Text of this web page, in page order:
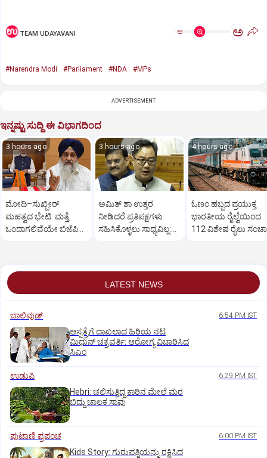
TEAM UDAYAVANI ಅ ಅ
#Narendra Modi #Parliament #NDA #MPs
ADVERTISEMENT
ಇನ್ನಷ್ಟು ಸುದ್ದಿ ಈ ವಿಭಾಗದಿಂದ
3 hours ago
ಮೋದಿ–ಸುಖ್ಬೀರ್
ಮಹತ್ವದ ಭೇಟಿ: ಮತ್ತೆ
ಒಂದಾಗಲಿವೆಯೇ ಬಿಜೆಪಿ–
3 hours ago
ಅಮಿತ್ ಶಾ ಉತ್ತರ
ನೀಡಿದರೆ ಪ್ರತಿಪಕ್ಷಗಳು
ಸಹಿಸಿಕೊಳ್ಳಲು ಸಾಧ್ಯವಿಲ್ಲ:
4 hours ago
ಓಣಂ ಹಬ್ಬದ ಪ್ರಯುಕ್ತ
ಭಾರತೀಯ ರೈಲ್ವೆಯಿಂದ
112 ವಿಶೇಷ ರೈಲು
LATEST NEWS
ಬಾಲಿವುಡ್‌ 6:54 PM IST
ಆಸ್ಪತ್ರೆಗೆ ದಾಖಲಾದ ಹಿರಿಯ ನಟ
ಮಿಥುನ್ ಚಕ್ರವರ್ತಿ: ಆರೋಗ್ಯ ವಿಚಾರಿಸಿದ
ಸಿಎಂ
ಉಡುಪಿ 6:29 PM IST
Hebri: ಚಲಿಸುತ್ತಿದ್ದ ಕಾರಿನ ಮೇಲೆ ಮರ
ಬಿದ್ದು ಚಾಲಕ ಸಾವು
ಪುಟಾಣಿ ಪ್ರಪಂಚ 6:00 PM IST
Kids Story: ಗುರುಪತ್ನಿಯನ್ನು ರಕ್ಷಿಸಿದ